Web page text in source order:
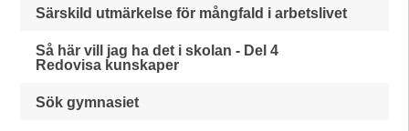
Särskild utmärkelse för mångfald i arbetslivet
Så här vill jag ha det i skolan - Del 4
Redovisa kunskaper
Sök gymnasiet